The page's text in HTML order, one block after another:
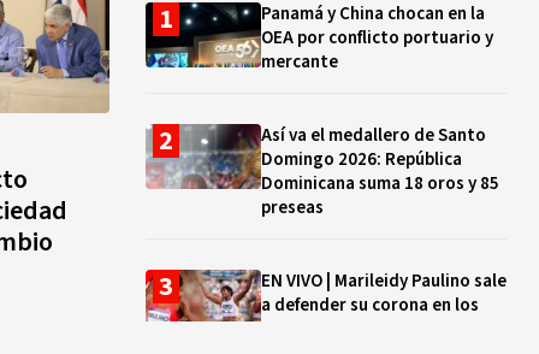
Panamá y China chocan en la
OEA por conflicto portuario y
mercante
Así va el medallero de Santo
Domingo 2026: República
Dominicana suma 18 oros y 85
preseas
EN VIVO | Marileidy Paulino sale
a defender su corona en los